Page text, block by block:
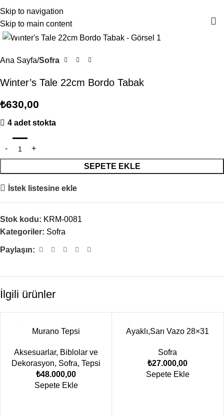
Skip to navigation
Skip to main content
Büyütmek için tıklayın
Ana Sayfa Sofra
Winter’s Tale 22cm Bordo Tabak
₺630,00
4 adet stokta
SEPETE EKLE
İstek listesine ekle
Stok kodu: KRM-0081
Kategoriler: Sofra
Paylaşın:
İlgili ürünler
Murano Tepsi
Aksesuarlar, Biblolar ve
Dekorasyon, Sofra, Tepsi
₺48.000,00
Sepete Ekle
Ayaklı,Sarı Vazo 28×31
Sofra
₺27.000,00
Sepete Ekle